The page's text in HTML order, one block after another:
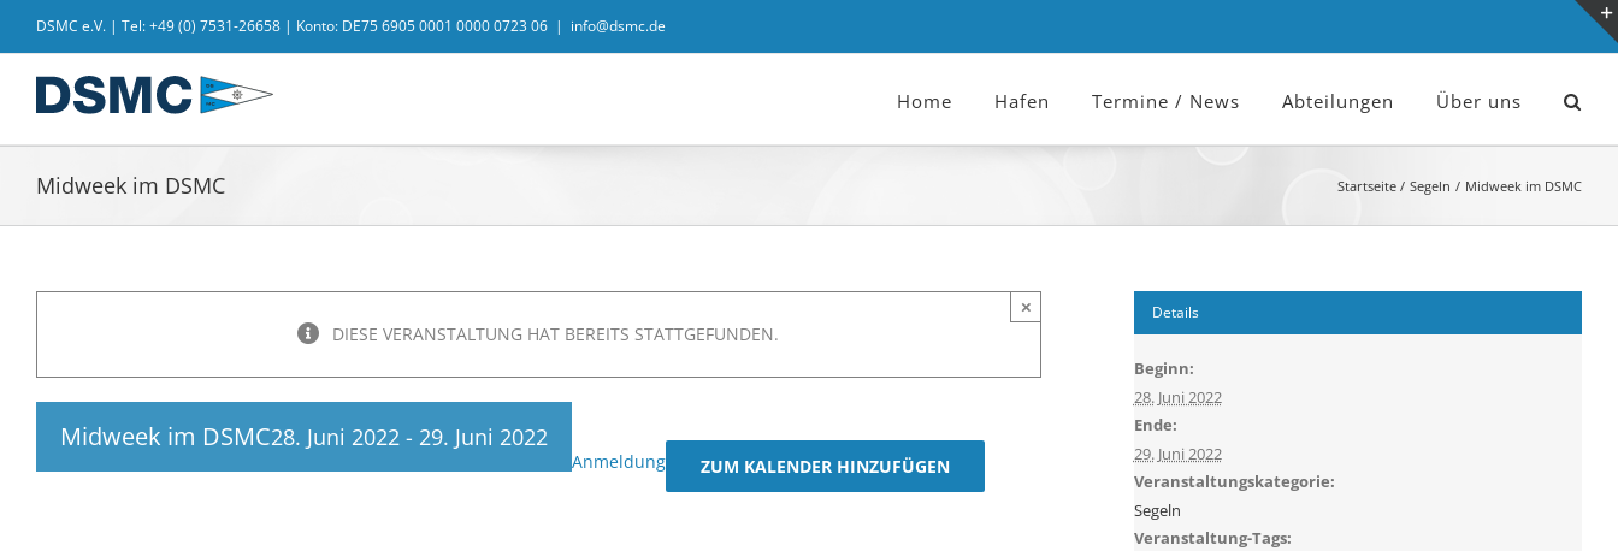
Inhalt
springen
DSMC e.V. | Tel: +49 (0) 7531-26658 | Konto: DE75 6905 0001 0000 0723 06 | info@dsmc.de
Home Hafen Termine / News Abteilungen Über uns
Midweek im DSMC Startseite Segeln Midweek im DSMC
DIESE VERANSTALTUNG HAT BEREITS STATTGEFUNDEN.
×
Midweek im DSMC28. Juni 2022 - 29. Juni 2022
Anmeldung ZUM KALENDER HINZUFÜGEN
Details
Beginn:
28. Juni 2022
Ende:
29. Juni 2022
Veranstaltungskategorie:
Segeln
Veranstaltung-Tags: